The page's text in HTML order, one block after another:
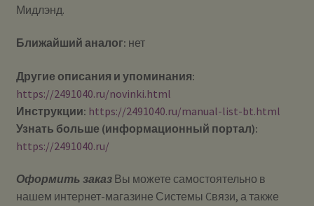
Мидлэнд.
Ближайший аналог: нет
Другие описания и упоминания:
https://2491040.ru/novinki.html
Инструкции: https://2491040.ru/manual-list-bt.html
Узнать больше (информационный портал):
https://2491040.ru/
Оформить заказВы можете самостоятельно в
нашем интернет-магазине Системы Cвязи, а также